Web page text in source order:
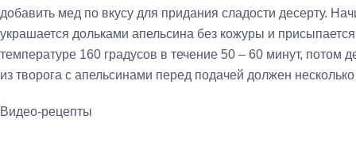
добавить мед по вкусу для придания сладости десерту.
украшается дольками апельсина без кожуры и
температуре 160 градусов в течение 50 – 60 минут, потом
из творога с апельсинами перед подачей должен
Видео-рецепты